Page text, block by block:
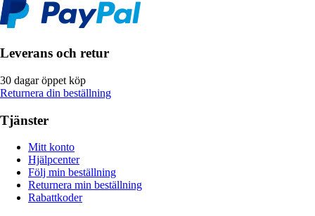
Leverans och retur
30 dagar öppet köp
Returnera din beställning
Tjänster
Mitt konto
Hjälpcenter
Följ min beställning
Returnera min beställning
Rabattkoder